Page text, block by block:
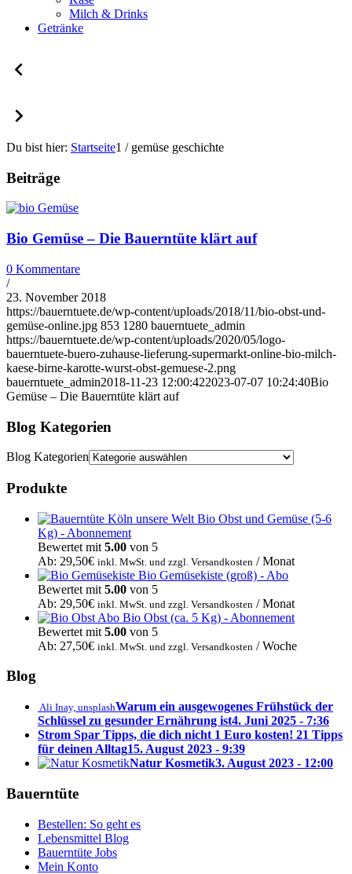
Milch & Drinks
Getränke
Du bist hier: Startseite1 / gemüse geschichte
Beiträge
Bio Gemüse – Die Bauerntüte klärt auf
0 Kommentare
/
23. November 2018
https://bauerntuete.de/wp-content/uploads/2018/11/bio-obst-und-
gemüse-online.jpg 853 1280 bauerntuete_admin
https://bauerntuete.de/wp-content/uploads/2020/05/logo-
bauerntuete-buero-zuhause-lieferung-supermarkt-online-bio-milch-
kaese-birne-karotte-wurst-obst-gemuese-2.png
bauerntuete_admin2018-11-23 12:00:422023-07-07 10:24:40Bio
Gemüse – Die Bauerntüte klärt auf
Blog Kategorien
Blog Kategorien
Produkte
Bio Obst und Gemüse (5-6
Kg) - Abonnement
Bewertet mit 5.00 von 5
Ab: 29,50€ inkl. MwSt. und zzgl. Versandkosten / Monat
Bio Gemüsekiste (groß) - Abo
Bewertet mit 5.00 von 5
Ab: 29,50€ inkl. MwSt. und zzgl. Versandkosten / Monat
Bio Obst (ca. 5 Kg) - Abonnement
Bewertet mit 5.00 von 5
Ab: 27,50€ inkl. MwSt. und zzgl. Versandkosten / Woche
Blog
Ali Inay, unsplashWarum ein ausgewogenes Frühstück der
Schlüssel zu gesunder Ernährung ist4. Juni 2025 - 7:36
Strom Spar Tipps, die dich nicht 1 Euro kosten! 21 Tipps
für deinen Alltag15. August 2023 - 9:39
Natur Kosmetik3. August 2023 - 12:00
Bauerntüte
Bestellen: So geht es
Lebensmittel Blog
Bauerntüte Jobs
Mein Konto